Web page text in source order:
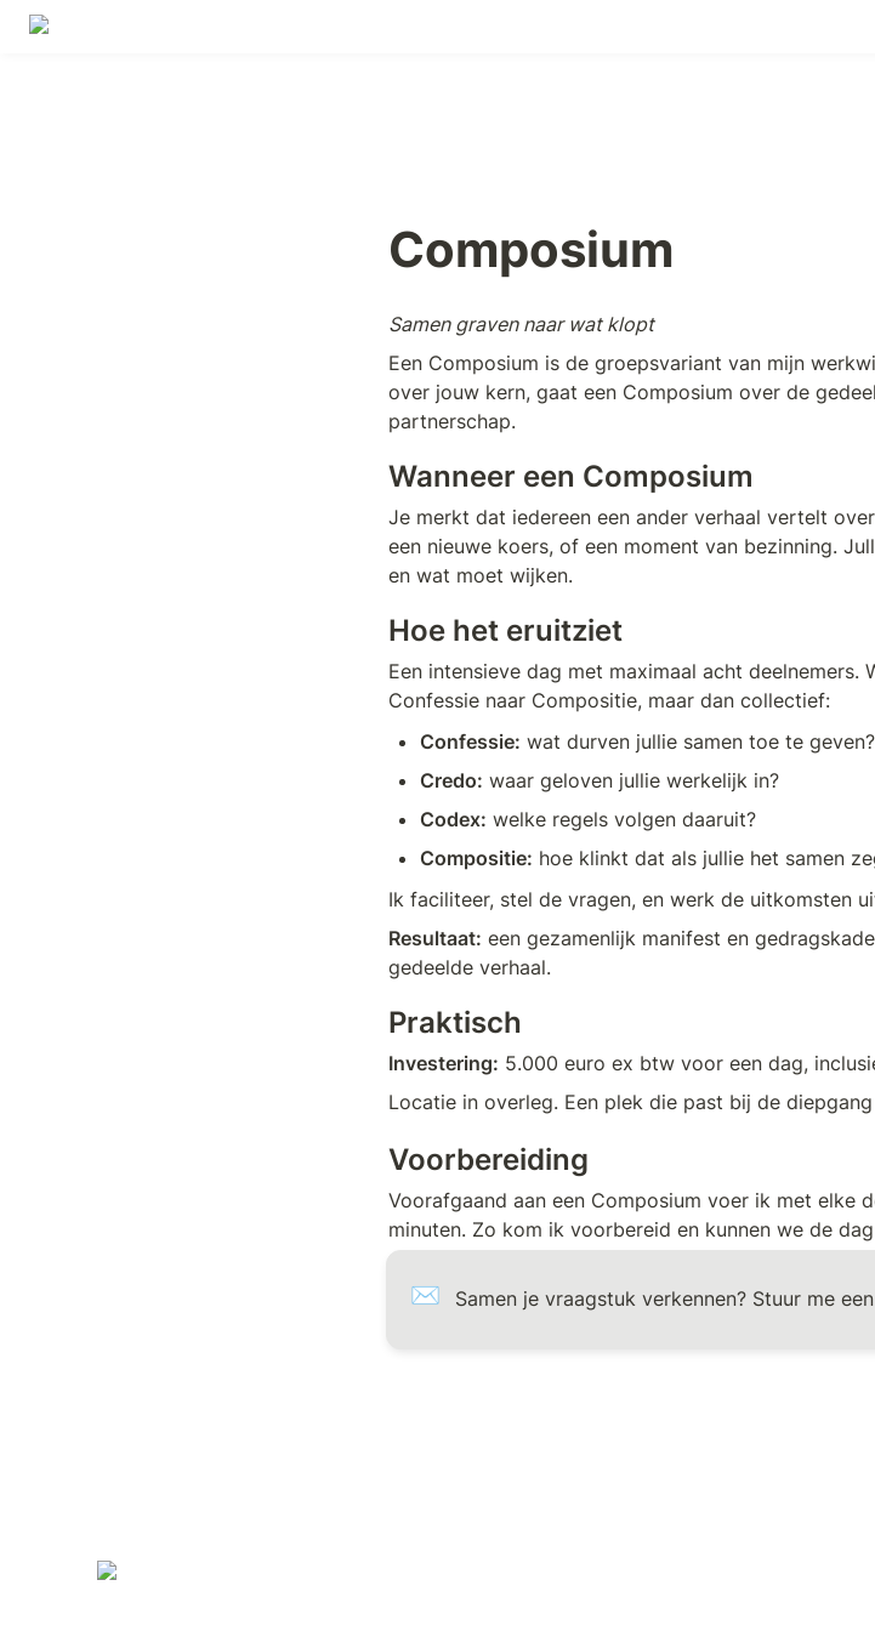
Composium
Samen graven naar wat klopt
Een Composium is de groepsvariant van mijn
over jouw kern, gaat een Composium over de
partnerschap.
Wanneer een Composium
Je merkt dat iedereen een ander verhaal vertelt
een nieuwe koers, of een moment van bezinning.
en wat moet wijken.
Hoe het eruitziet
Een intensieve dag met maximaal acht deelnemers.
Confessie naar Compositie, maar dan collectief:
Confessie: wat durven jullie samen toe te geven?
Credo: waar geloven jullie werkelijk in?
Codex: welke regels volgen daaruit?
Compositie: hoe klinkt dat als jullie het samen
Ik faciliteer, stel de vragen, en werk de uitkomsten
Resultaat: een gezamenlijk manifest en
gedeelde verhaal.
Praktisch
Investering: 5.000 euro ex btw voor een dag,
Locatie in overleg. Een plek die past bij de
Voorbereiding
Voorafgaand aan een Composium voer ik met elke
minuten. Zo kom ik voorbereid en kunnen we de
✉️ Samen je vraagstuk verkennen? Stuur me